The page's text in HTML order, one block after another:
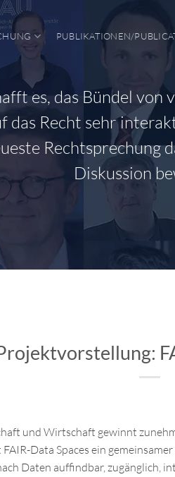
PUBLIKATIONEN/
es, das Bündel von
das Recht sehr
Rechtsprechung
Diskussion
und Wirtschaft gewinnt
Data Spaces ein
Daten auffindbar, zugänglich,